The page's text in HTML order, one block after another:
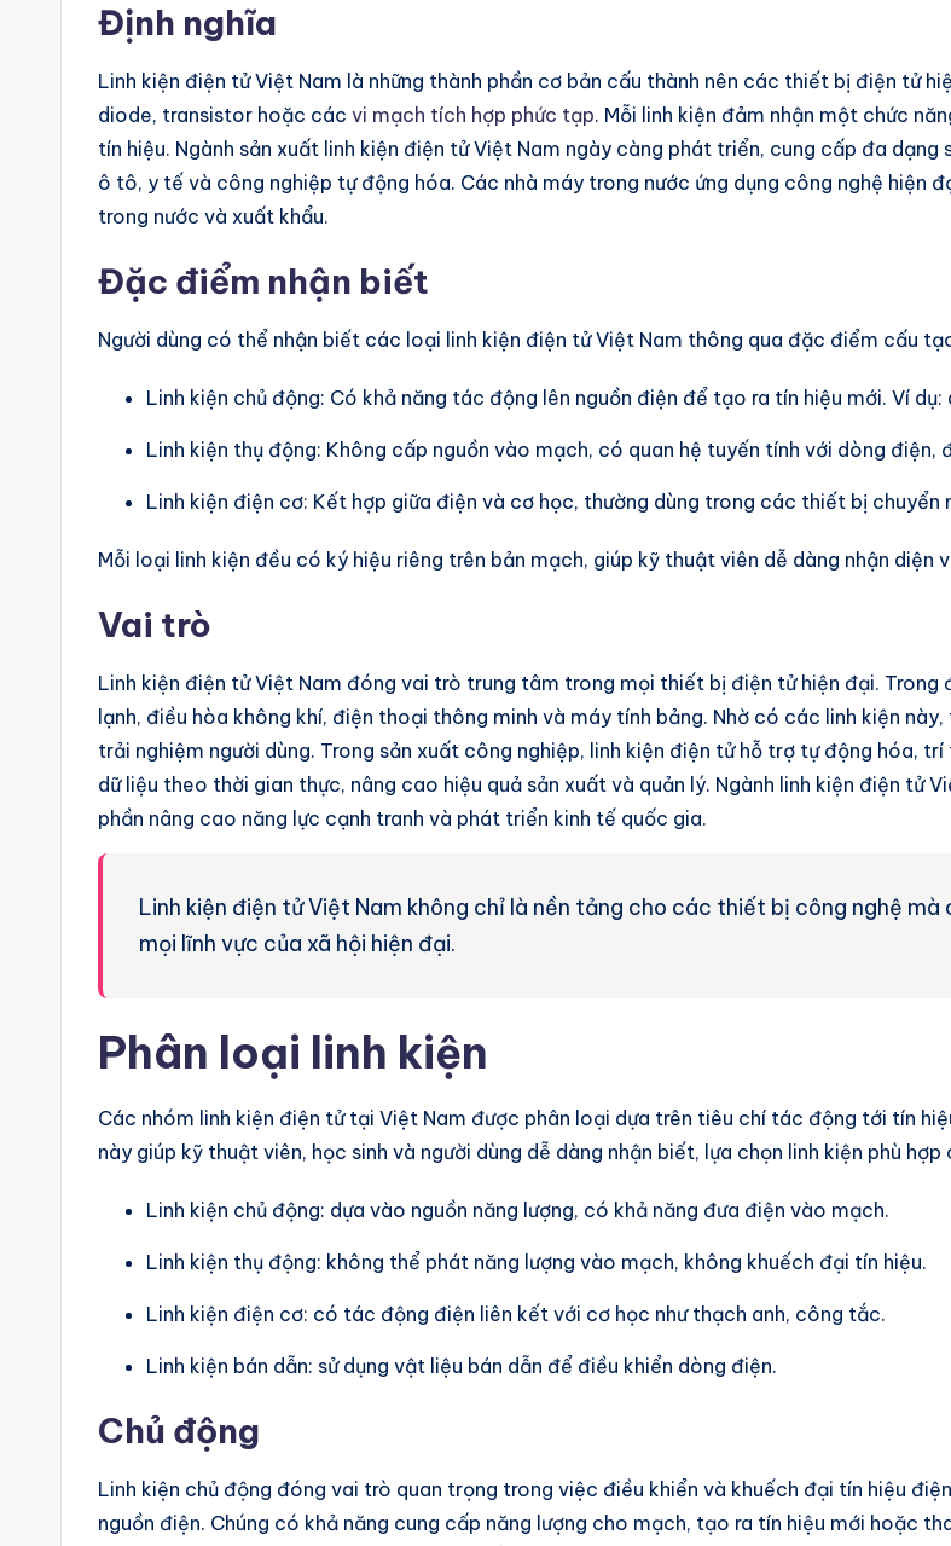
Định nghĩa
Linh kiện điện tử Việt Nam là những thành phần cơ bản cấu thành nên các thiết bị điện tử
diode, transistor hoặc các vi mạch tích hợp phức tạp. Mỗi linh kiện đảm nhận một chức
tín hiệu. Ngành sản xuất linh kiện điện tử Việt Nam ngày càng phát triển, cung cấp đa
ô tô, y tế và công nghiệp tự động hóa. Các nhà máy trong nước ứng dụng công nghệ hiện
trong nước và xuất khẩu.
Đặc điểm nhận biết
Người dùng có thể nhận biết các loại linh kiện điện tử Việt Nam thông qua đặc điểm cấu
Linh kiện chủ động: Có khả năng tác động lên nguồn điện để tạo ra tín hiệu mới. Ví
Linh kiện thụ động: Không cấp nguồn vào mạch, có quan hệ tuyến tính với dòng
Linh kiện điện cơ: Kết hợp giữa điện và cơ học, thường dùng trong các thiết bị
Mỗi loại linh kiện đều có ký hiệu riêng trên bản mạch, giúp kỹ thuật viên dễ dàng nhận diện
Vai trò
Linh kiện điện tử Việt Nam đóng vai trò trung tâm trong mọi thiết bị điện tử hiện đại.
lạnh, điều hòa không khí, điện thoại thông minh và máy tính bảng. Nhờ có các linh kiện
trải nghiệm người dùng. Trong sản xuất công nghiệp, linh kiện điện tử hỗ trợ tự động hóa,
dữ liệu theo thời gian thực, nâng cao hiệu quả sản xuất và quản lý. Ngành linh kiện điện tử
phần nâng cao năng lực cạnh tranh và phát triển kinh tế quốc gia.
Linh kiện điện tử Việt Nam không chỉ là nền tảng cho các thiết bị công nghệ
mọi lĩnh vực của xã hội hiện đại.
Phân loại linh kiện
Các nhóm linh kiện điện tử tại Việt Nam được phân loại dựa trên tiêu chí tác động tới tín
này giúp kỹ thuật viên, học sinh và người dùng dễ dàng nhận biết, lựa chọn linh kiện phù
Linh kiện chủ động: dựa vào nguồn năng lượng, có khả năng đưa điện vào mạch.
Linh kiện thụ động: không thể phát năng lượng vào mạch, không khuếch đại tín hiệu.
Linh kiện điện cơ: có tác động điện liên kết với cơ học như thạch anh, công tắc.
Linh kiện bán dẫn: sử dụng vật liệu bán dẫn để điều khiển dòng điện.
Chủ động
Linh kiện chủ động đóng vai trò quan trọng trong việc điều khiển và khuếch đại tín hiệu
nguồn điện. Chúng có khả năng cung cấp năng lượng cho mạch, tạo ra tín hiệu mới hoặc